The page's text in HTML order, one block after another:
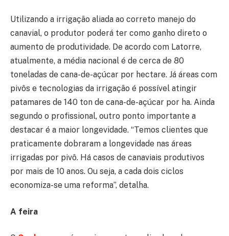
Utilizando a irrigação aliada ao correto manejo do
canavial, o produtor poderá ter como ganho direto o
aumento de produtividade. De acordo com Latorre,
atualmente, a média nacional é de cerca de 80
toneladas de cana-de-açúcar por hectare. Já áreas com
pivôs e tecnologias da irrigação é possível atingir
patamares de 140 ton de cana-de-açúcar por ha. Ainda
segundo o profissional, outro ponto importante a
destacar é a maior longevidade. “Temos clientes que
praticamente dobraram a longevidade nas áreas
irrigadas por pivô. Há casos de canaviais produtivos
por mais de 10 anos. Ou seja, a cada dois ciclos
economiza-se uma reforma”, detalha.
A feira